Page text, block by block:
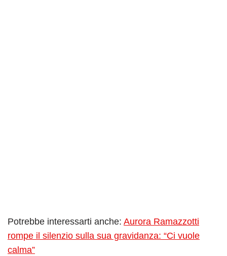
Potrebbe interessarti anche: Aurora Ramazzotti
rompe il silenzio sulla sua gravidanza: “Ci vuole
calma”